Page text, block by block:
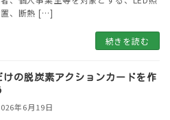
、断熱 […]
続きを読む
けの脱炭素アクションカードを作
年6月19日